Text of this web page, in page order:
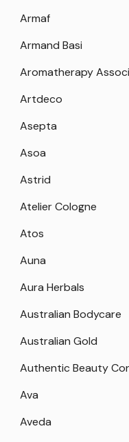
Armaf
Armand Basi
Aromatherapy
Artdeco
Asepta
Asoa
Astrid
Atelier Cologne
Atos
Auna
Aura Herbals
Australian Bodycare
Australian Gold
Authentic Beauty
Ava
Aveda